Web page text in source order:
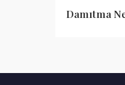
Damıtma